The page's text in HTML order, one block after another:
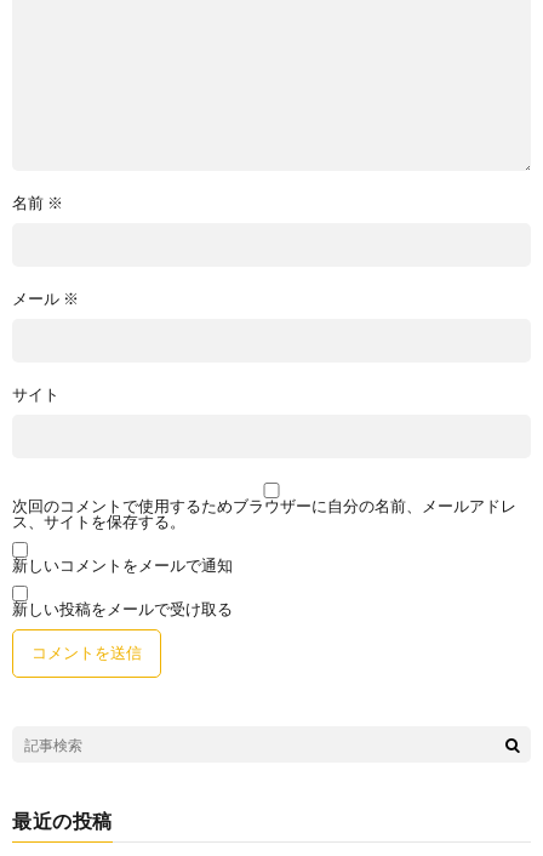
名前 ※
メール ※
サイト
次回のコメントで使用するためブラウザーに自分の名前、メールアドレ
ス、サイトを保存する。
新しいコメントをメールで通知
新しい投稿をメールで受け取る
最近の投稿